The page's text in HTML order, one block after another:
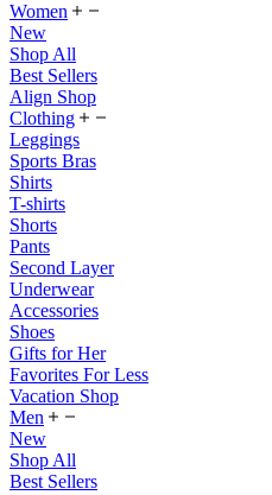
Women
New
Shop All
Best Sellers
Align Shop
Clothing
Leggings
Sports Bras
Shirts
T-shirts
Shorts
Pants
Second Layer
Underwear
Accessories
Shoes
Gifts for Her
Favorites For Less
Vacation Shop
Men
New
Shop All
Best Sellers